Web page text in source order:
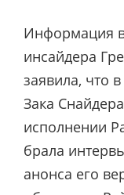
Информация в
инсайдера
заявила, что в
Зака
исполнении
брала
анонса его